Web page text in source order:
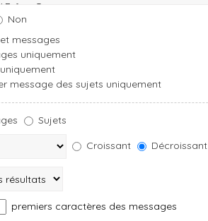
Non
messages
uniquement
message des sujets uniquement
Sujets
Croissant Décroissant
premiers caractères des messages